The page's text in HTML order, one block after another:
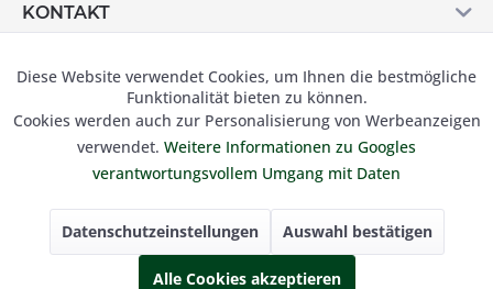
KONTAKT
© 2019 Besser Gehen Schockmann GmbH. Alle Preise inkl.
der gesetzl. MwSt und zzgl.Versandkosten.
Funktionale Aktiv
Marketing Inaktiv
Tracking Inaktiv
Personalisierung Inaktiv
Diese Website verwendet Cookies, um Ihnen die bestmögliche
Funktionalität bieten zu können.
Cookies werden auch zur Personalisierung von Werbeanzeigen
verwendet. Weitere Informationen zu Googles
verantwortungsvollem Umgang mit Daten
Datenschutzeinstellungen Auswahl bestätigen
Alle Cookies akzeptieren